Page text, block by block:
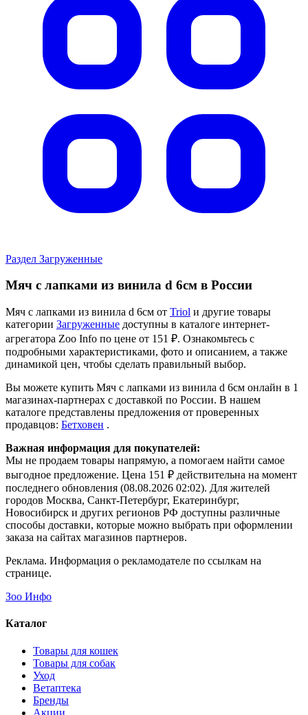
Раздел Загруженные
Мяч с лапками из винила d 6см в России
Мяч с лапками из винила d 6см от Triol и другие товары
категории Загруженные доступны в каталоге интернет-
агрегатора Zoo Info по цене от 151 ₽. Ознакомьтесь с
подробными характеристиками, фото и описанием, а также
динамикой цен, чтобы сделать правильный выбор.
Вы можете купить Мяч с лапками из винила d 6см онлайн в 1
магазинах-партнерах с доставкой по России. В нашем
каталоге представлены предложения от проверенных
продавцов: Бетховен .
Важная информация для покупателей:
Мы не продаем товары напрямую, а помогаем найти самое
выгодное предложение. Цена 151 ₽ действительна на момент
последнего обновления (08.08.2026 02:02). Для жителей
городов Москва, Санкт-Петербург, Екатеринбург,
Новосибирск и других регионов РФ доступны различные
способы доставки, которые можно выбрать при оформлении
заказа на сайтах магазинов партнеров.
Реклама. Информация о рекламодателе по ссылкам на
странице.
Зоо Инфо
Каталог
Товары для кошек
Товары для собак
Уход
Ветаптека
Бренды
Акции